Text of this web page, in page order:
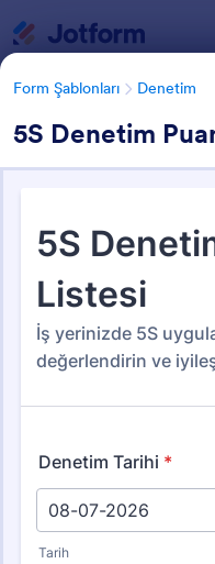
Form Şablonları Denetim
5S Denetim
Form Şablonları Denetim
Denetim
Form Şablonu Kategorileri